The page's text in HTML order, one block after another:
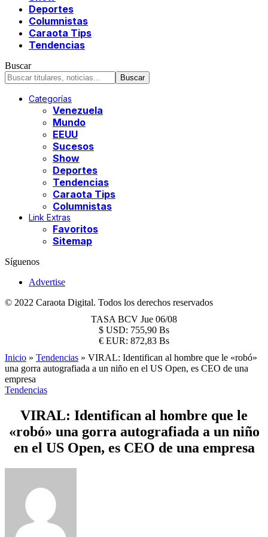
Deportes
Columnistas
Caraota Tips
Tendencias
Buscar
Categorías
Venezuela
Mundo
EEUU
Sucesos
Show
Deportes
Tendencias
Caraota Tips
Columnistas
Link Extras
Favoritos
Sitemap
Síguenos
Advertise
© 2022 Caraota Digital. Todos los derechos reservados
TASA BCV Jue 06/08
$ USD: 755,90 Bs
€ EUR: 872,83 Bs
Inicio » Tendencias » VIRAL: Identifican al hombre que le «robó»
una gorra autografiada a un niño en el US Open, es CEO de una
empresa
Tendencias
VIRAL: Identifican al hombre que le
«robó» una gorra autografiada a un niño
en el US Open, es CEO de una empresa